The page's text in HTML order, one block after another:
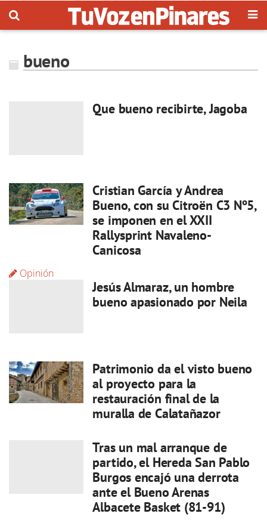
bueno
Que bueno recibirte, Jagoba
Cristian García y Andrea
Bueno, con su Citroën C3 Nº5,
se imponen en el XXII
Rallysprint Navaleno-
Canicosa
Opinión
Jesús Almaraz, un hombre
bueno apasionado por Neila
Patrimonio da el visto bueno
al proyecto para la
restauración final de la
muralla de Calatañazor
Tras un mal arranque de
partido, el Hereda San Pablo
Burgos encajó una derrota
ante el Bueno Arenas
Albacete Basket (81-91)